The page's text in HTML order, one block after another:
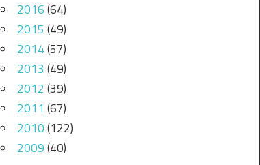
2016(64)
2015 (49)
2014(57)
2013 (49)
2012 (39)
2011 (67)
2010(122)
2009(40)